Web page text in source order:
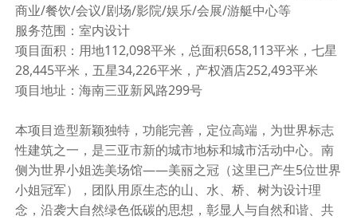
商业/餐饮/会议/剧场/影院/娱乐/会展/游艇中心等
服务范围：室内设计
项目面积：用地112,098平米，总面积658,113平米，七星
28,445平米，五星34,226平米，产权酒店252,493平米
项目地址：海南三亚新风路299号
本项目造型新颖独特，功能完善，定位高端，为世界标志
性建筑之一，是三亚市新的城市地标和城市活动中心。南
侧为世界小姐选美场馆——美丽之冠（这里已产生5位世界
小姐冠军），团队用原生态的山、水、桥、树为设计理
念，沿袭大自然绿色低碳的思想，彰显人与自然和谐、共